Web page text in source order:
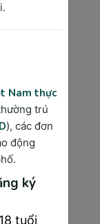
làm tăng
giác.
nữ có thể
độ cơ thể
trì trong
báo thai,
Nam thực
trú
), các đơn
động
ký
tuổi